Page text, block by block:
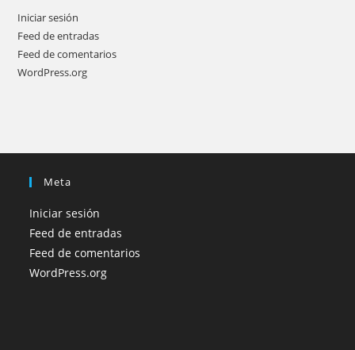
Iniciar sesión
Feed de entradas
Feed de comentarios
WordPress.org
Meta
Iniciar sesión
Feed de entradas
Feed de comentarios
WordPress.org